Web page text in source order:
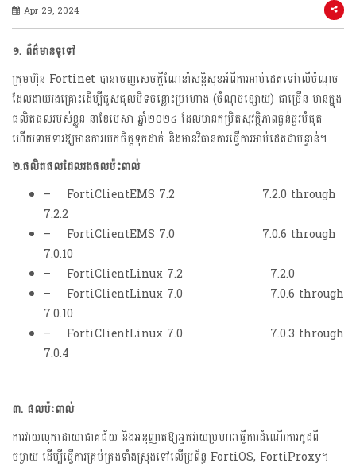
Apr 29, 2024
១. ព័ត៌មានទូទៅ
ក្រុមហ៊ុន Fortinet បានចេញសេចក្តីណែនាំសន្តិសុខអំពីការអាប់ដេតទៅលើចំណុច
ដែលងាយរងគ្រោះដើម្បីជួសជុលបិទចន្លោះប្រហោង (ចំណុចខ្សោយ) ជាច្រើន​ មានក្នុង
ផលិតផលរបស់ខ្លួន នាខែមេសា ឆ្នាំ២០២៤ ដែលមានកម្រិតសុវត្ថិភាពធ្ងន់ធ្ងរបំផុត
ហើយទាមទារឱ្យមានការយកចិត្តទុកដាក់ និងមានវិធានការធ្វើការអាប់ដេតជាបន្ទាន់។
២.ផលិតផលដែលរងផលប៉ះពាល់
– FortiClientEMS 7.2 7.2.0 through
7.2.2
– FortiClientEMS 7.0 7.0.6 through
7.0.10
– FortiClientLinux 7.2 7.2.0
– FortiClientLinux 7.0 7.0.6 through
7.0.10
– FortiClientLinux 7.0 7.0.3 through
7.0.4
៣. ផលប៉ៈពាល់
ការវាយលុកដោយជោគជ័យ និងអនុញ្ញាតឱ្យអ្នកវាយប្រហារធ្វើការដំណើរការកូដពី
ចម្ងាយ ដើម្បីធ្វើការគ្រប់គ្រងទាំងស្រុង​ទៅ​លើប្រព័ន្ធ FortiOS, FortiProxy។